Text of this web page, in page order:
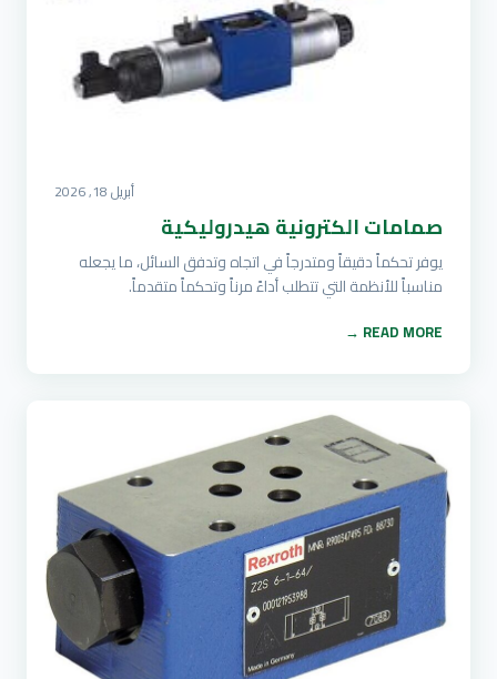
أبريل 18, 2026
صمامات الكترونية هيدروليكية
يوفر تحكماً دقيقاً ومتدرجاً في اتجاه وتدفق السائل، ما يجعله
مناسباً للأنظمة التي تتطلب أداءً مرناً وتحكماً متقدماً.
READ MORE →